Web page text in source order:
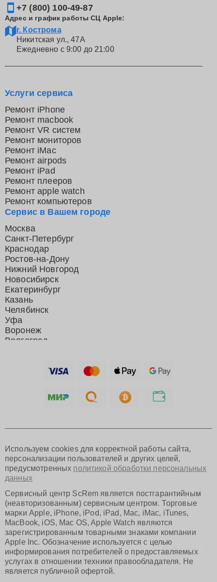
+7 (800) 100-49-87
Адрес и график работы СЦ Apple:
г. Кострома
Никитская ул., 47А
Ежедневно с 9:00 до 21:00
Сервис в Вашем городе
Москва
Санкт-Петербург
Краснодар
Ростов-на-Дону
Нижний Новгород
Новосибирск
Екатеринбург
Казань
Челябинск
Уфа
Воронеж
Волгоград
Хабаровск
Омск
Красноярск
Пермь
Ульяновск
Киров
Архангельск
Астрахань
Белгород
Благовещенск
Брянск
Владивосток
Владикавказ
Владимир
Услуги сервиса
Ремонт iPhone
Ремонт macbook
Ремонт VR систем
Ремонт мониторов
Ремонт iMac
Ремонт airpods
Ремонт iPad
Ремонт плееров
Ремонт apple watch
Ремонт компьютеров
Используем cookies для корректной работы сайта,
персонализации пользователей и других целей,
предусмотренных политикой обработки персональных
данных
Сервисный центр ScRem является постгарантийным
(неавторизованным) сервисным центром. Торговые
марки Apple, iPhone, iPod, iPad, Mac, iMac, iTunes,
MacBook, iOS, Mac OS, Apple Watch являются
зарегистрированным товарными знаками компании
Apple Inc. Обозначение используется с целью
информирования потребителей о предоставляемых
услугах в отношении техники правообладателя. Не
является публичной офертой.